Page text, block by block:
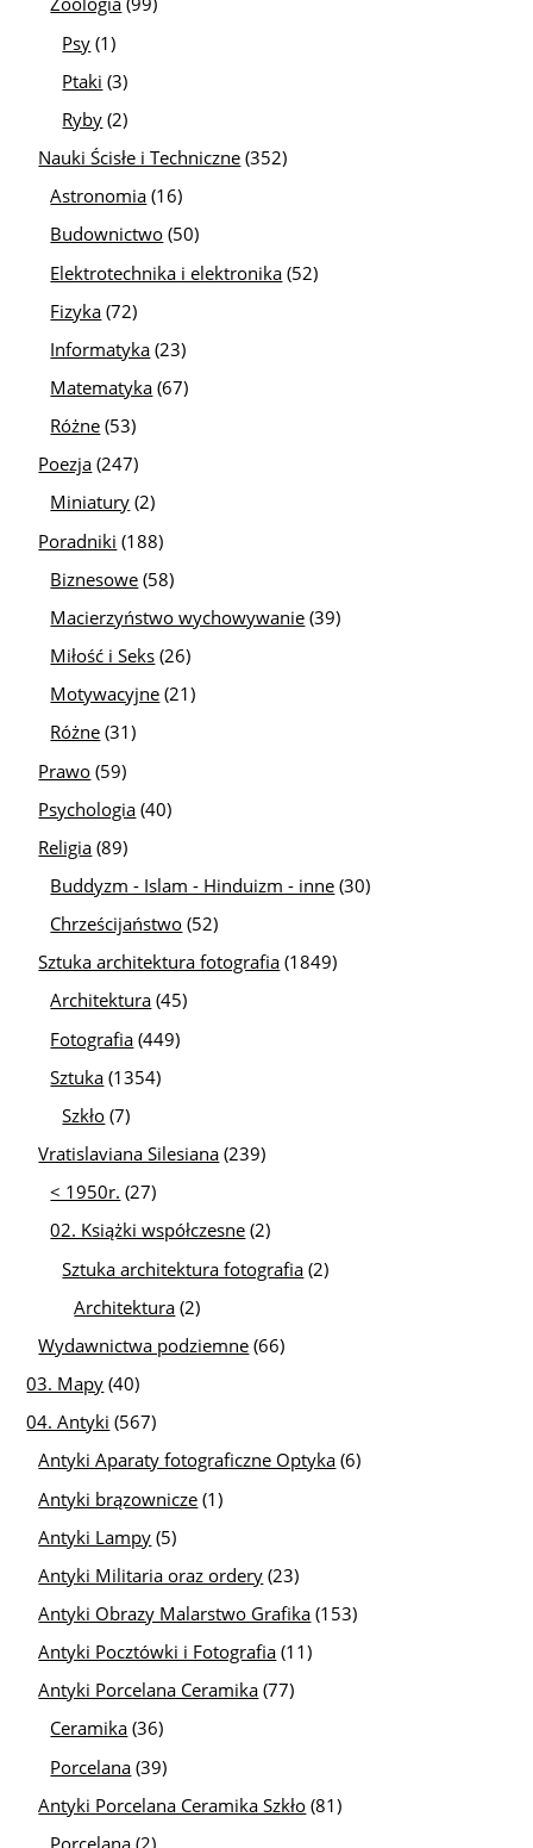
Psy (1)
Ptaki (3)
Ryby (2)
Nauki Ścisłe i Techniczne (352)
Astronomia (16)
Budownictwo (50)
Elektrotechnika i elektronika (52)
Fizyka (72)
Informatyka (23)
Matematyka (67)
Różne (53)
Poezja (247)
Miniatury (2)
Poradniki (188)
Biznesowe (58)
Macierzyństwo wychowywanie (39)
Miłość i Seks (26)
Motywacyjne (21)
Różne (31)
Prawo (59)
Psychologia (40)
Religia (89)
Buddyzm - Islam - Hinduizm - inne (30)
Chrześcijaństwo (52)
Sztuka architektura fotografia (1849)
Architektura (45)
Fotografia (449)
Sztuka (1354)
Szkło (7)
Vratislaviana Silesiana (239)
< 1950r. (27)
02. Książki współczesne (2)
Sztuka architektura fotografia (2)
Architektura (2)
Wydawnictwa podziemne (66)
03. Mapy (40)
04. Antyki (567)
Antyki Aparaty fotograficzne Optyka (6)
Antyki brązownicze (1)
Antyki Lampy (5)
Antyki Militaria oraz ordery (23)
Antyki Obrazy Malarstwo Grafika (153)
Antyki Pocztówki i Fotografia (11)
Antyki Porcelana Ceramika (77)
Ceramika (36)
Porcelana (39)
Antyki Porcelana Ceramika Szkło (81)
Porcelana (2)